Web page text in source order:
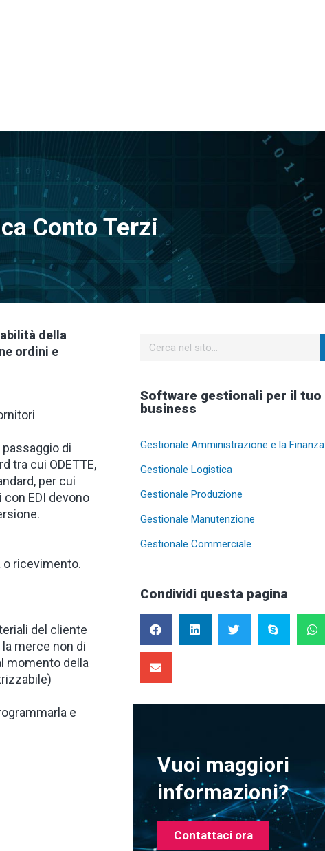
Conto Terzi
della
ordini e
di
tra cui ODETTE,
per cui
EDI devono
ricevimento.
del cliente
merce non di
momento della
e
Software gestionali per il tuo
business
Gestionale Amministrazione e la Finanza
Gestionale Logistica
Gestionale Produzione
Gestionale Manutenzione
Gestionale Commerciale
Condividi questa pagina
Vuoi maggiori
informazioni?
Contattaci ora